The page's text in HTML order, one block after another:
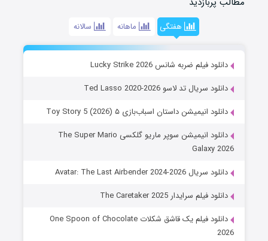
هفتگی ماهانه سالانه
دانلود فیلم ضربه شانس Lucky Strike 2026
دانلود سریال تد لاسو Ted Lasso 2020-2026
دانلود انیمیشن داستان اسباب‌بازی ۵ Toy Story 5 (2026)
دانلود انیمیشن سوپر ماریو گلکسی The Super Mario
Galaxy 2026
دانلود سریال Avatar: The Last Airbender 2024-2026
دانلود فیلم سرایدار The Caretaker 2025
دانلود فیلم یک قاشق شکلات One Spoon of Chocolate
2026